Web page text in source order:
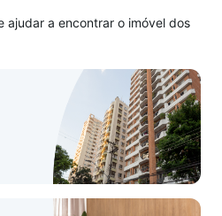
ajudar a encontrar o imóvel dos